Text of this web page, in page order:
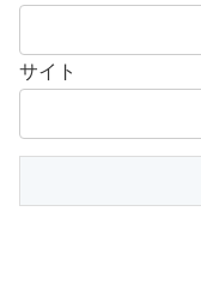
サイト